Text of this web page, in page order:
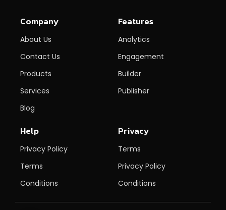
Company
About Us
Contact Us
Products
Services
Blog
Features
Analytics
Engagement
Builder
Publisher
Help
Privacy Policy
Terms
Conditions
Privacy
Terms
Privacy Policy
Conditions